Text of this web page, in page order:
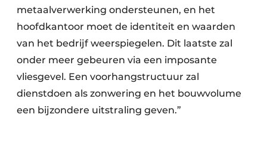
metaalverwerking ondersteunen, en het
hoofdkantoor moet de identiteit en waarden
van het bedrijf weerspiegelen. Dit laatste zal
onder meer gebeuren via een imposante
vliesgevel. Een voorhangstructuur zal
dienstdoen als zonwering en het bouwvolume
een bijzondere uitstraling geven.”